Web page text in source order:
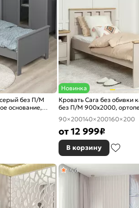
серый без П/М
основание,
Новинка
Кровать Сага без обивки
без П/М 900x2000,
основание, изголовье
90×200140×200160×200
от12 999₽
В корзину
4,6